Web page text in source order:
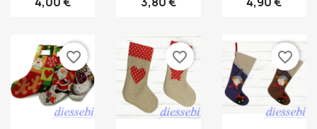
favorite_border favorite_border favorite_border